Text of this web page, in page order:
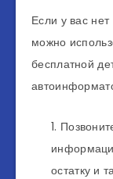
Если у вас
можно
бесплатной
остатку и